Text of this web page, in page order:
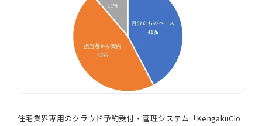
住宅業界専⽤のクラウド予約受付・管理システム「KengakuClo